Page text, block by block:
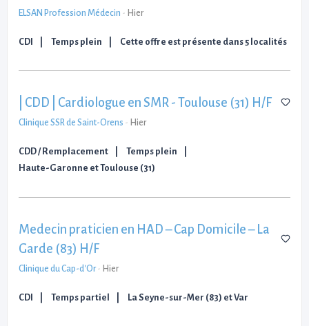
ELSAN Profession Médecin - Hier
CDI Temps plein Cette offre est présente dans 5 localités
| CDD | Cardiologue en SMR - Toulouse (31) H/F
Clinique SSR de Saint-Orens - Hier
CDD / Remplacement
Temps plein
Haute-Garonne et Toulouse (31)
Medecin praticien en HAD – Cap Domicile – La
Garde (83) H/F
Clinique du Cap-d'Or- Hier
CDI Temps partiel La Seyne-sur-Mer (83) et Var